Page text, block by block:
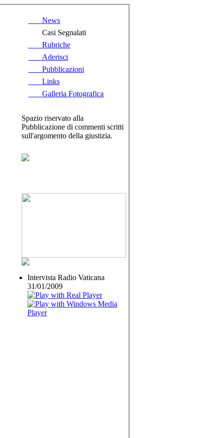
News
Casi Segnalati
Rubriche
Aderisci
Pubblicazioni
Links
Galleria Fotografica
Spazio riservato alla
Pubblicazione di commenti scritti
sull'argomento della giustizia.
Intervista Radio Vaticana
31/01/2009